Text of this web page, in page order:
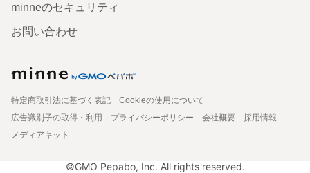
minneのセキュリティ
お問い合わせ
特定商取引法に基づく表記
Cookieの使用について
広告識別子の取得・利用
プライバシーポリシー 会社概要
採用情報
メディアキット
©GMO Pepabo, Inc. All rights reserved.